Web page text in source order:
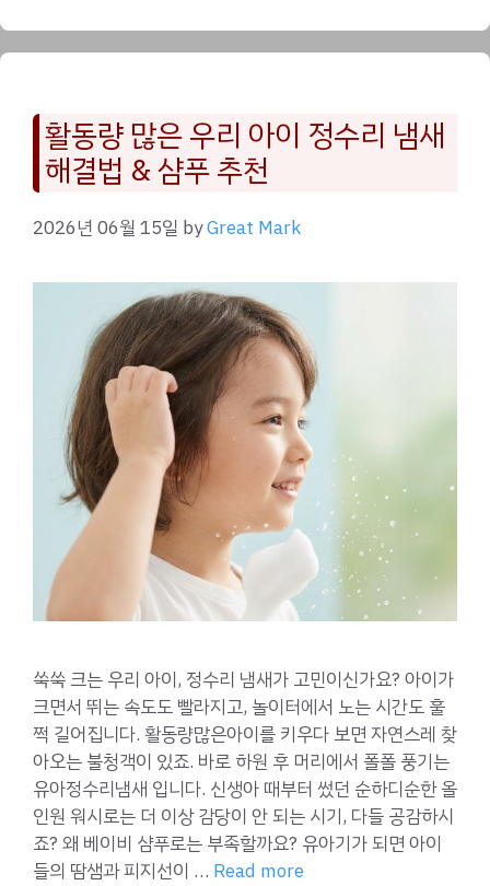
활동량 많은 우리 아이 정수리 냄새
해결법 & 샴푸 추천
2026년 06월 15일 byGreat Mark
쑥쑥 크는 우리 아이, 정수리 냄새가 고민이신가요? 아이가
크면서 뛰는 속도도 빨라지고, 놀이터에서 노는 시간도 훌
쩍 길어집니다. 활동량많은아이를 키우다 보면 자연스레 찾
아오는 불청객이 있죠. 바로 하원 후 머리에서 폴폴 풍기는
유아정수리냄새 입니다. 신생아 때부터 썼던 순하디순한 올
인원 워시로는 더 이상 감당이 안 되는 시기, 다들 공감하시
죠? 왜 베이비 샴푸로는 부족할까요? 유아기가 되면 아이
들의 땀샘과 피지선이 … Read more